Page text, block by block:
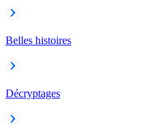
Belles histoires
Décryptages